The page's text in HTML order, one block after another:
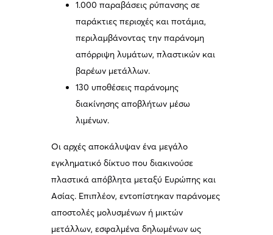
1.000 παραβάσεις ρύπανσης σε
παράκτιες περιοχές και ποτάμια,
περιλαμβάνοντας την παράνομη
απόρριψη λυμάτων, πλαστικών και
βαρέων μετάλλων.
130 υποθέσεις παράνομης
διακίνησης αποβλήτων μέσω
λιμένων.
Οι αρχές αποκάλυψαν ένα μεγάλο
εγκληματικό δίκτυο που διακινούσε
πλαστικά απόβλητα μεταξύ Ευρώπης και
Ασίας. Επιπλέον, εντοπίστηκαν παράνομες
αποστολές μολυσμένων ή μικτών
μετάλλων, εσφαλμένα δηλωμένων ως